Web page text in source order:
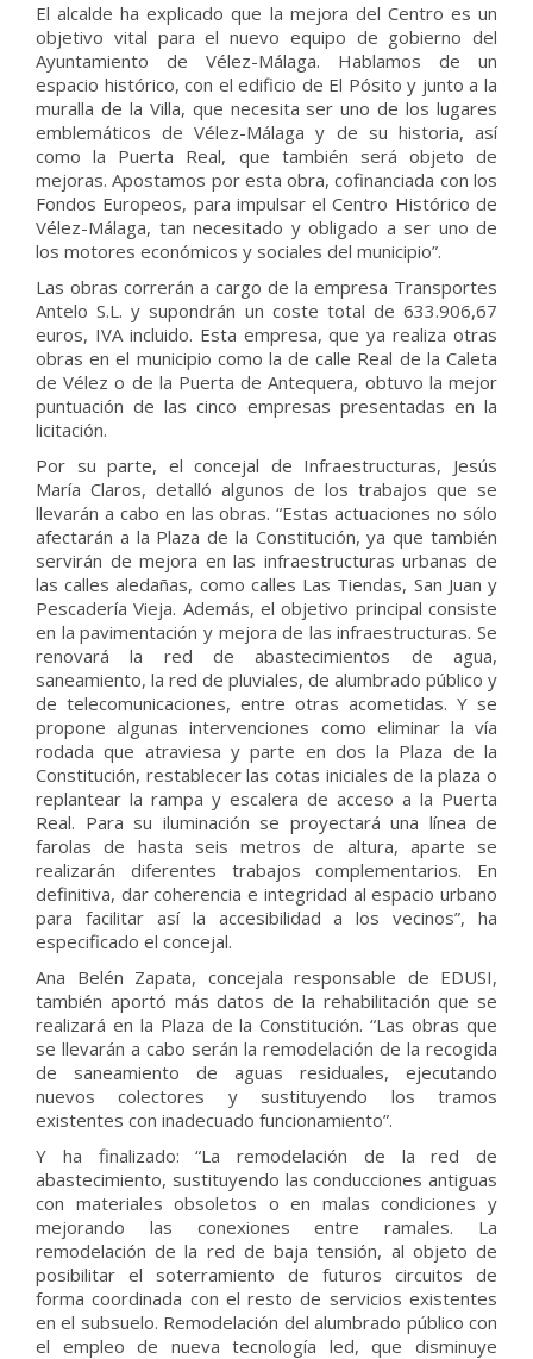
El alcalde ha explicado que la mejora del Centro es un
objetivo vital para el nuevo equipo de gobierno del
Ayuntamiento de Vélez-Málaga. Hablamos de un
espacio histórico, con el edificio de El Pósito y junto a la
muralla de la Villa, que necesita ser uno de los lugares
emblemáticos de Vélez-Málaga y de su historia, así
como la Puerta Real, que también será objeto de
mejoras. Apostamos por esta obra, cofinanciada con los
Fondos Europeos, para impulsar el Centro Histórico de
Vélez-Málaga, tan necesitado y obligado a ser uno de
los motores económicos y sociales del municipio”.
Las obras correrán a cargo de la empresa Transportes
Antelo S.L. y supondrán un coste total de 633.906,67
euros, IVA incluido. Esta empresa, que ya realiza otras
obras en el municipio como la de calle Real de la Caleta
de Vélez o de la Puerta de Antequera, obtuvo la mejor
puntuación de las cinco empresas presentadas en la
licitación.
Por su parte, el concejal de Infraestructuras, Jesús
María Claros, detalló algunos de los trabajos que se
llevarán a cabo en las obras. “Estas actuaciones no sólo
afectarán a la Plaza de la Constitución, ya que también
servirán de mejora en las infraestructuras urbanas de
las calles aledañas, como calles Las Tiendas, San Juan y
Pescadería Vieja. Además, el objetivo principal consiste
en la pavimentación y mejora de las infraestructuras. Se
renovará la red de abastecimientos de agua,
saneamiento, la red de pluviales, de alumbrado público y
de telecomunicaciones, entre otras acometidas. Y se
propone algunas intervenciones como eliminar la vía
rodada que atraviesa y parte en dos la Plaza de la
Constitución, restablecer las cotas iniciales de la plaza o
replantear la rampa y escalera de acceso a la Puerta
Real. Para su iluminación se proyectará una línea de
farolas de hasta seis metros de altura, aparte se
realizarán diferentes trabajos complementarios. En
definitiva, dar coherencia e integridad al espacio urbano
para facilitar así la accesibilidad a los vecinos”, ha
especificado el concejal.
Ana Belén Zapata, concejala responsable de EDUSI,
también aportó más datos de la rehabilitación que se
realizará en la Plaza de la Constitución. “Las obras que
se llevarán a cabo serán la remodelación de la recogida
de saneamiento de aguas residuales, ejecutando
nuevos colectores y sustituyendo los tramos
existentes con inadecuado funcionamiento”.
Y ha finalizado: “La remodelación de la red de
abastecimiento, sustituyendo las conducciones antiguas
con materiales obsoletos o en malas condiciones y
mejorando las conexiones entre ramales. La
remodelación de la red de baja tensión, al objeto de
posibilitar el soterramiento de futuros circuitos de
forma coordinada con el resto de servicios existentes
en el subsuelo. Remodelación del alumbrado público con
el empleo de nueva tecnología led, que disminuye